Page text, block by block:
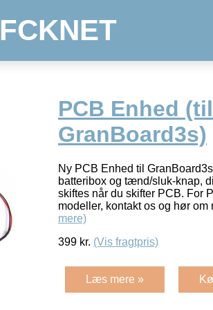
FCKNET
PCB Enhed (til
GranBoard3s)
Ny PCB Enhed til
batteribox og tænd/sluk-knap,
skiftes når du skifter PCB. For
modeller, kontakt os og hør
mere)
399 kr. (Vis fragtpris)
Læs mere »